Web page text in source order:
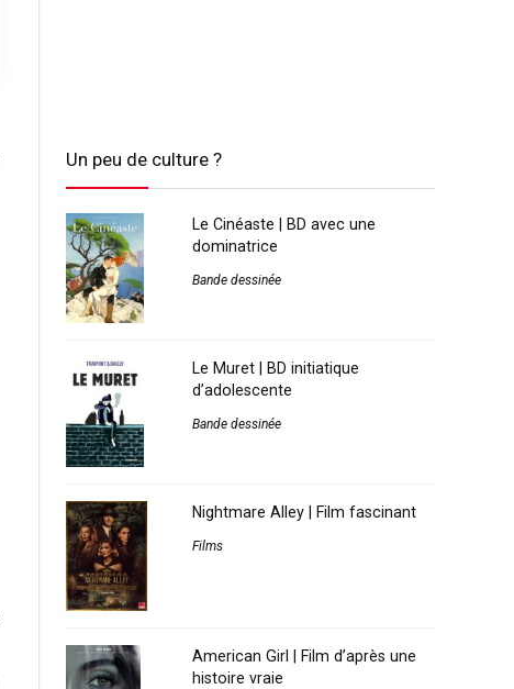
Un peu de culture ?
Le Cinéaste | BD avec une
dominatrice
Bande dessinée
Le Muret | BD initiatique
d’adolescente
Bande dessinée
Nightmare Alley | Film fascinant
Films
American Girl | Film d’après une
histoire vraie